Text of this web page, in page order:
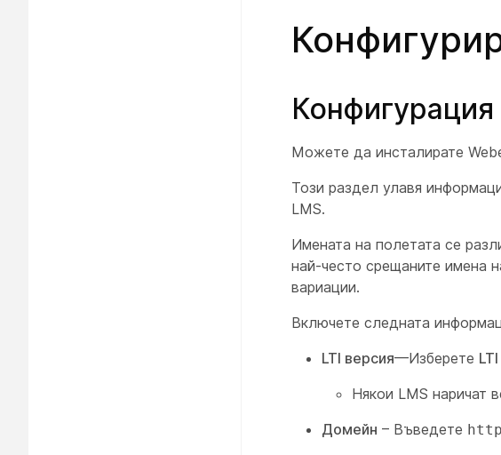
Конфигурация
Можете да инсталирате
Този раздел улавя
LMS.
Имената на полетата се
най-често срещаните имена
вариации.
Включете следната
LTI версия—Изберете
Някои LMS наричат
Домейн – Въведете